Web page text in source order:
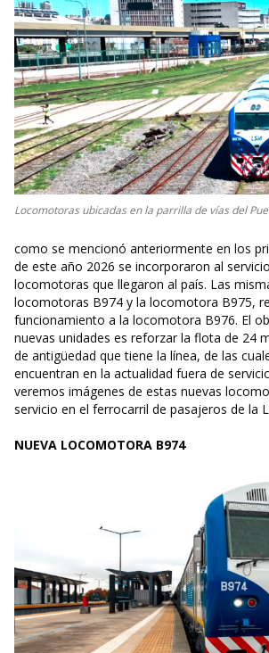
Locomotoras ubicadas en la parrilla de vías del
como se mencionó anteriormente en los
de este año 2026 se incorporaron al
locomotoras que llegaron al país. Las
locomotoras B974 y la locomotora B975,
funcionamiento a la locomotora B976. El
nuevas unidades es reforzar la flota de 24
de antigüedad que tiene la línea, de las
encuentran en la actualidad fuera de
veremos imágenes de estas nuevas
servicio en el ferrocarril de pasajeros de la
NUEVA LOCOMOTORA B974